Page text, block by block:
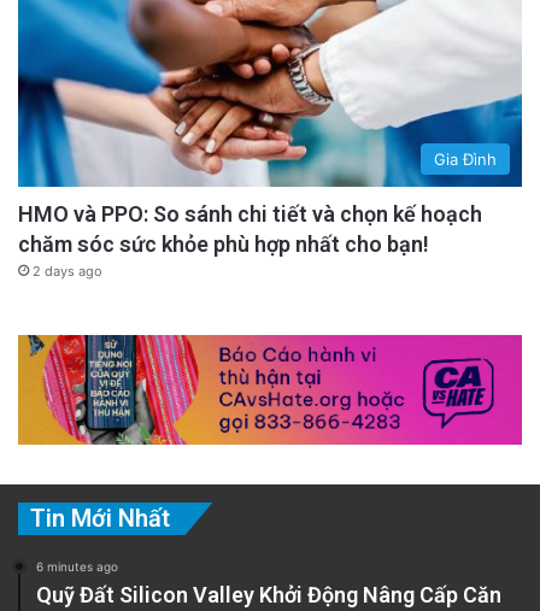
Gia Đình
HMO và PPO: So sánh chi tiết và chọn kế hoạch
chăm sóc sức khỏe phù hợp nhất cho bạn!
2 days ago
Tin Mới Nhất
6 minutes ago
Quỹ Đất Silicon Valley Khởi Động Nâng Cấp Căn